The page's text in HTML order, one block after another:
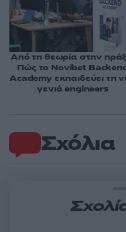
Σχόλια
Από τη θεωρία στην
Πώς το Novibet
Academy εκπαιδεύει τη
γενιά engineers